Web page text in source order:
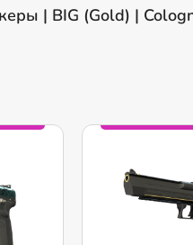
| BIG (Gold) |